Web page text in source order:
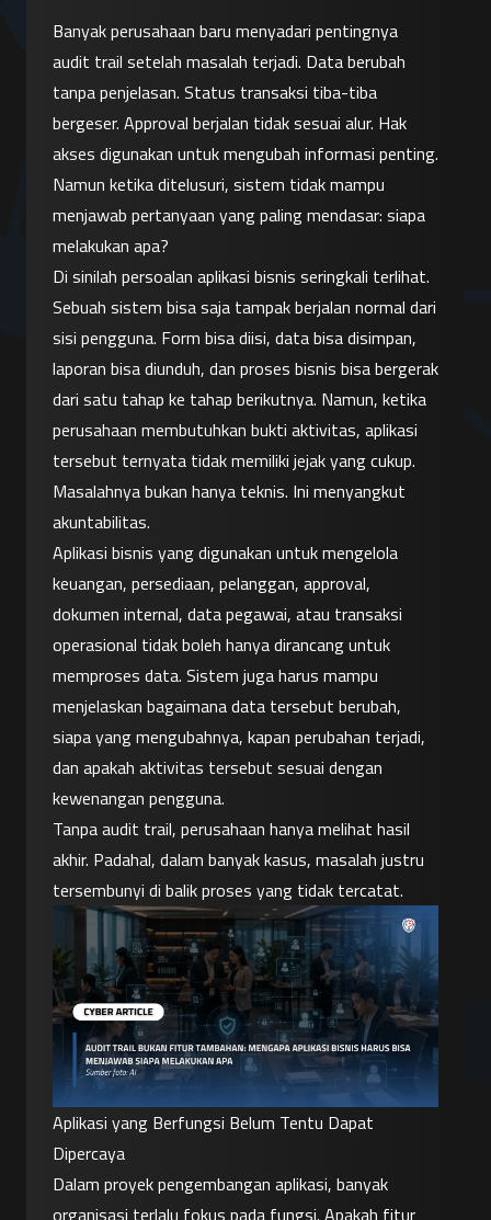
Banyak perusahaan baru menyadari pentingnya
audit trail setelah masalah terjadi. Data berubah
tanpa penjelasan. Status transaksi tiba-tiba
bergeser. Approval berjalan tidak sesuai alur. Hak
akses digunakan untuk mengubah informasi penting.
Namun ketika ditelusuri, sistem tidak mampu
menjawab pertanyaan yang paling mendasar: siapa
melakukan apa?
Di sinilah persoalan aplikasi bisnis seringkali terlihat.
Sebuah sistem bisa saja tampak berjalan normal dari
sisi pengguna. Form bisa diisi, data bisa disimpan,
laporan bisa diunduh, dan proses bisnis bisa bergerak
dari satu tahap ke tahap berikutnya. Namun, ketika
perusahaan membutuhkan bukti aktivitas, aplikasi
tersebut ternyata tidak memiliki jejak yang cukup.
Masalahnya bukan hanya teknis. Ini menyangkut
akuntabilitas.
Aplikasi bisnis yang digunakan untuk mengelola
keuangan, persediaan, pelanggan, approval,
dokumen internal, data pegawai, atau transaksi
operasional tidak boleh hanya dirancang untuk
memproses data. Sistem juga harus mampu
menjelaskan bagaimana data tersebut berubah,
siapa yang mengubahnya, kapan perubahan terjadi,
dan apakah aktivitas tersebut sesuai dengan
kewenangan pengguna.
Tanpa audit trail, perusahaan hanya melihat hasil
akhir. Padahal, dalam banyak kasus, masalah justru
tersembunyi di balik proses yang tidak tercatat.
Aplikasi yang Berfungsi Belum Tentu Dapat
Dipercaya
Dalam proyek pengembangan aplikasi, banyak